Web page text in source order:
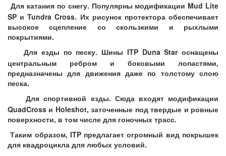
Для катания по снегу. Популярны модификации Mud Lite
SP иTundra Cross. Их рисунок протектора обеспечивает
высокое сцепление со скользкими и рыхлыми
покрытиями.
Для езды по песку. Шины ITP Duna Star оснащены
центральным ребром и боковыми лопастями,
предназначены для движения даже по толстому слою
песка.
Для спортивной езды. Сюда входят модификации
QuadCross и Holeshot, заточенные под твердые и ровные
поверхности, в том числе для гоночных трасс.
Таким образом, ITPпредлагает огромный вид покрышек
для квадроцикла для любых условий.